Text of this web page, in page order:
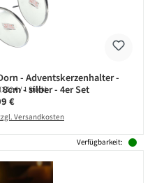
- Adventskerzenhalter -
- silber - 4er Set
(1,52 € / 1 Stück)
Preis:
€
Versandkosten
Verfügbarkeit: